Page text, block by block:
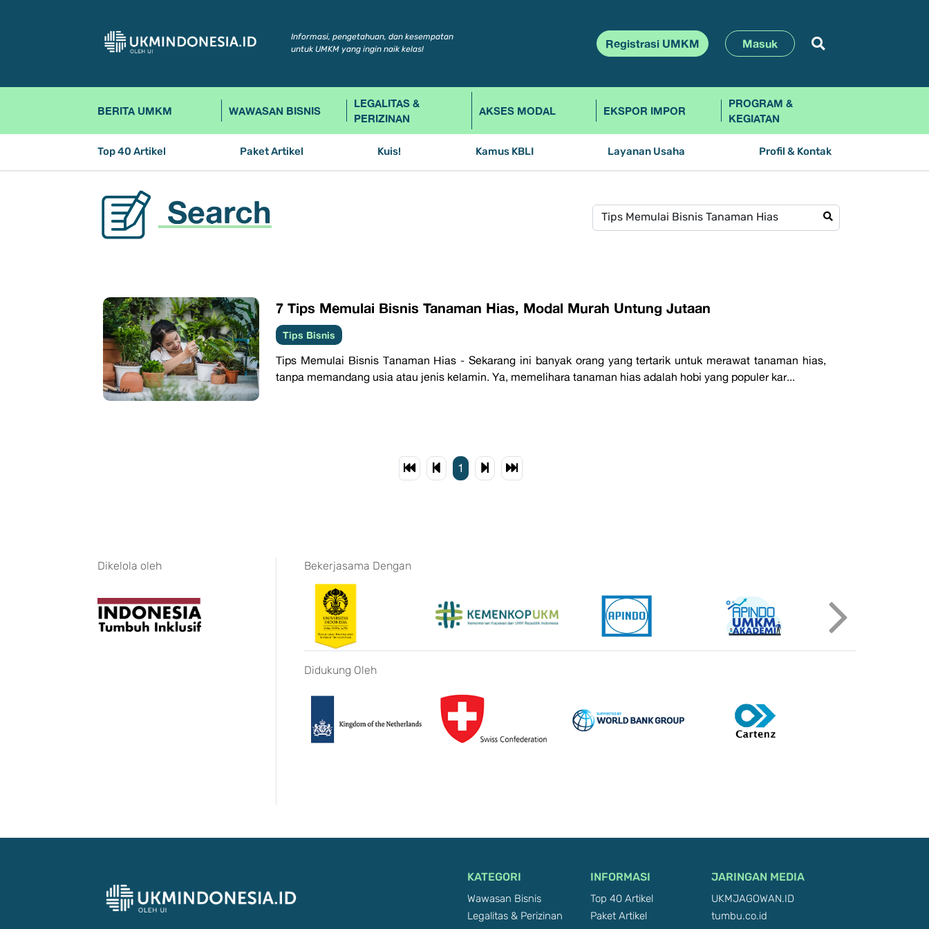
Informasi, pengetahuan, dan kesempatan
untuk UMKM yang ingin naik kelas!
Registrasi UMKM Masuk
BERITA UMKM WAWASAN BISNIS
LEGALITAS &
PERIZINAN
AKSES MODAL EKSPOR IMPOR
PROGRAM &
KEGIATAN
Top 40 Artikel Paket Artikel Kuis! Kamus KBLI Layanan Usaha Profil & Kontak
Search
7 Tips Memulai Bisnis Tanaman Hias, Modal Murah Untung Jutaan
Tips Bisnis
Tips Memulai Bisnis Tanaman Hias - Sekarang ini banyak orang yang tertarik untuk merawat tanaman hias,
tanpa memandang usia atau jenis kelamin. Ya, memelihara tanaman hias adalah hobi yang populer kar...
1
Dikelola oleh Bekerjasama Dengan
Didukung Oleh
KATEGORI
Wawasan Bisnis
Legalitas & Perizinan
INFORMASI
Top 40 Artikel
Paket Artikel
JARINGAN MEDIA
UKMJAGOWAN.ID
tumbu.co.id